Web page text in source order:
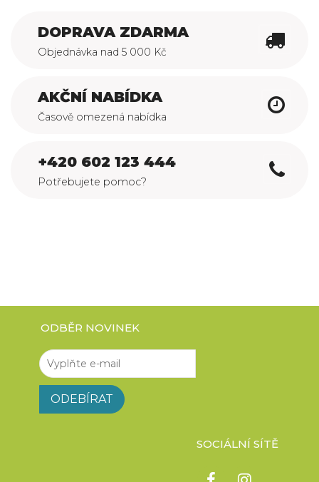
DOPRAVA ZDARMA
Objednávka nad 5 000 Kč
AKČNÍ NABÍDKA
Časově omezená nabídka
+420 602 123 444
Potřebujete pomoc?
ODBĚR NOVINEK
SOCIÁLNÍ SÍTĚ